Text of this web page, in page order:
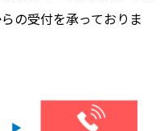
の受付を承っておりま